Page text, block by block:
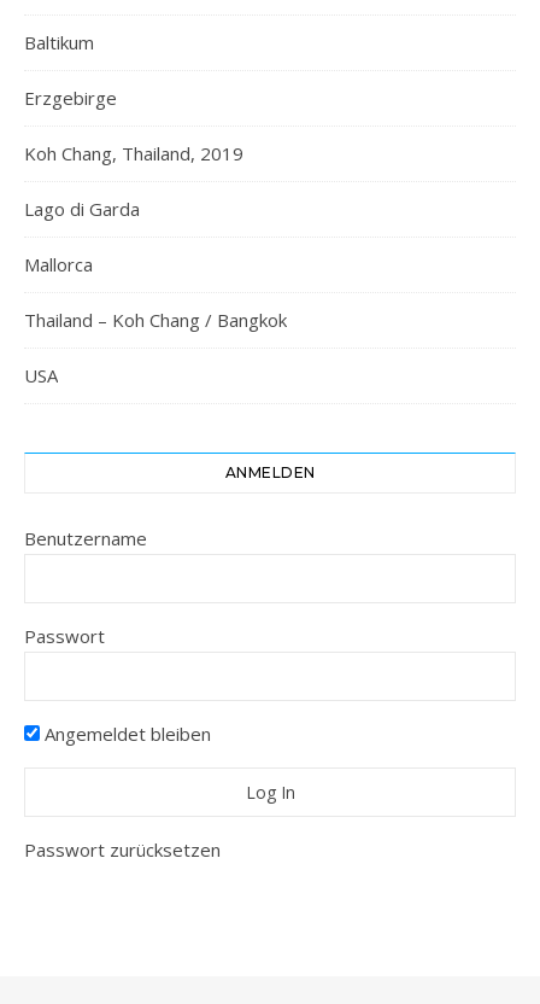
Baltikum
Erzgebirge
Koh Chang, Thailand, 2019
Lago di Garda
Mallorca
Thailand – Koh Chang / Bangkok
USA
ANMELDEN
Benutzername
Passwort
Angemeldet bleiben
Passwort zurücksetzen